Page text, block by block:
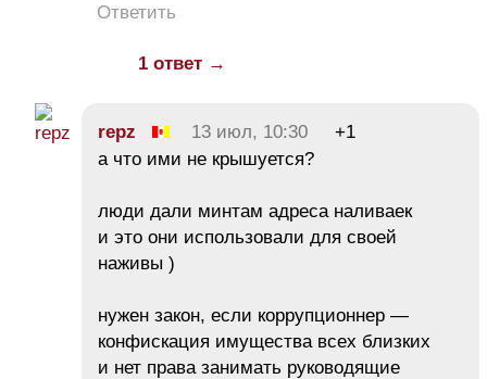
Ответить
1 ответ →
repz 13 июл, 10:30
+1
а что ими не крышуется?
люди дали минтам адреса наливаек
и это они использовали для своей
наживы )
нужен закон, если коррупционнер —
конфискация имущества всех близких
и нет права занимать руководящие